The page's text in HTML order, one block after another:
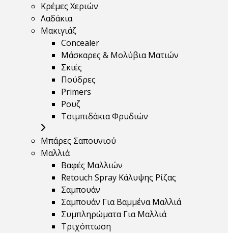
Κρέμες Χεριών
Λαδάκια
Μακιγιάζ
Concealer
Μάσκαρες & Μολύβια Ματιών
Σκιές
Πούδρες
Primers
Ρουζ
Τσιμπιδάκια Φρυδιών
Μπάρες Σαπουνιού
Μαλλιά
Βαφές Μαλλιών
Retouch Spray Κάλυψης Ρίζας
Σαμπουάν
Σαμπουάν Για Βαμμένα Μαλλιά
Συμπληρώματα Για Μαλλιά
Τριχόπτωση